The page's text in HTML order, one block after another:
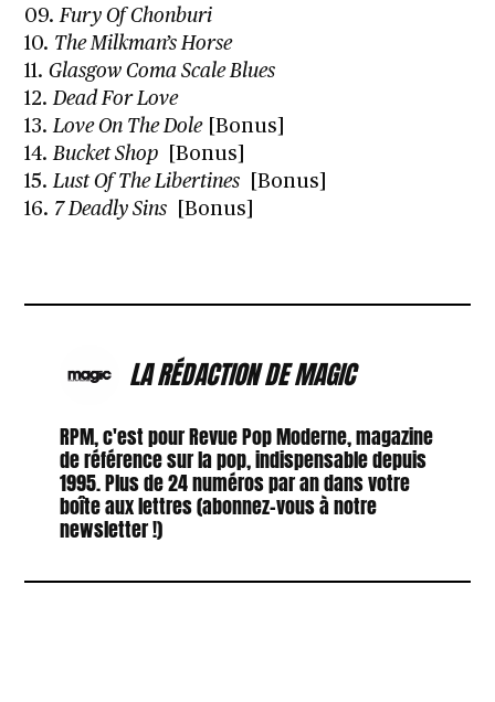
09.Fury Of Chonburi
10. The Milkman’s Horse
11.Glasgow Coma Scale Blues
12.Dead For Love
13.Love On The Dole[Bonus]
14.Bucket Shop [Bonus]
15.Lust Of The Libertines [Bonus]
16. 7 Deadly Sins [Bonus]
LA RÉDACTION DE MAGIC
RPM, c'est pour Revue Pop Moderne, magazine
de référence sur la pop, indispensable depuis
1995. Plus de 24 numéros par an dans votre
boîte aux lettres (abonnez-vous à notre
newsletter !)